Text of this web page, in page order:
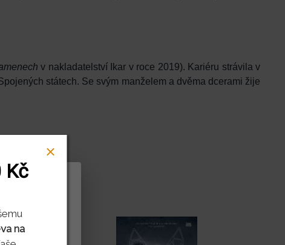
v nakladatelství Ikar v roce 2019). Kariéru strávila v
státech. Se svým manželem a dvěma dcerami žije
cookies
naše
Kč
na